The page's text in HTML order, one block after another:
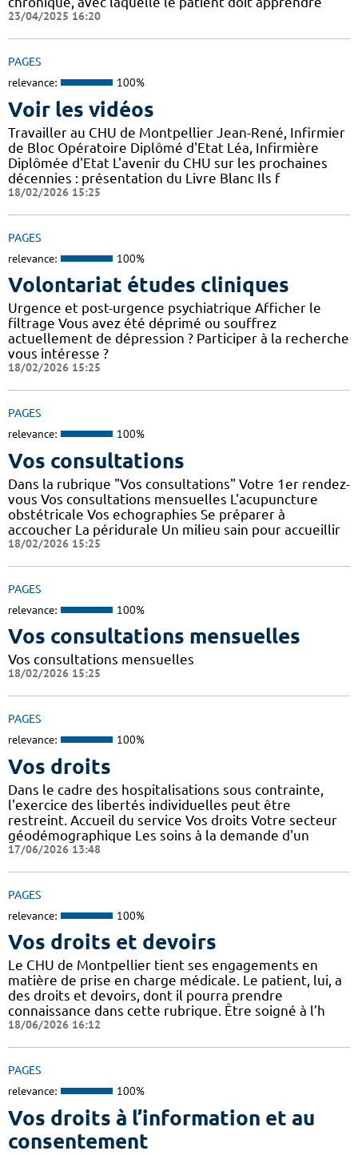
23/04/2025 16:20
PAGES
relevance: 100%
Voir les vidéos
Travailler au CHU de Montpellier Jean-René, Infirmier
de Bloc Opératoire Diplômé d'Etat Léa, Infirmière
Diplômée d'Etat L'avenir du CHU sur les prochaines
décennies : présentation du Livre Blanc Ils f
18/02/2026 15:25
PAGES
relevance: 100%
Volontariat études cliniques
Urgence et post-urgence psychiatrique Afficher le
filtrage Vous avez été déprimé ou souffrez
actuellement de dépression ? Participer à la recherche
vous intéresse ?
18/02/2026 15:25
PAGES
relevance: 100%
Vos consultations
Dans la rubrique "Vos consultations" Votre 1er rendez-
vous Vos consultations mensuelles L'acupuncture
obstétricale Vos echographies Se préparer à
accoucher La péridurale Un milieu sain pour accueillir
18/02/2026 15:25
PAGES
relevance: 100%
Vos consultations mensuelles
Vos consultations mensuelles
18/02/2026 15:25
PAGES
relevance: 100%
Vos droits
Dans le cadre des hospitalisations sous contrainte,
l'exercice des libertés individuelles peut être
restreint. Accueil du service Vos droits Votre secteur
géodémographique Les soins à la demande d'un
17/06/2026 13:48
PAGES
relevance: 100%
Vos droits et devoirs
Le CHU de Montpellier tient ses engagements en
matière de prise en charge médicale. Le patient, lui, a
des droits et devoirs, dont il pourra prendre
connaissance dans cette rubrique. Être soigné à l’h
18/06/2026 16:12
PAGES
relevance: 100%
Vos droits à l’information et au
consentement